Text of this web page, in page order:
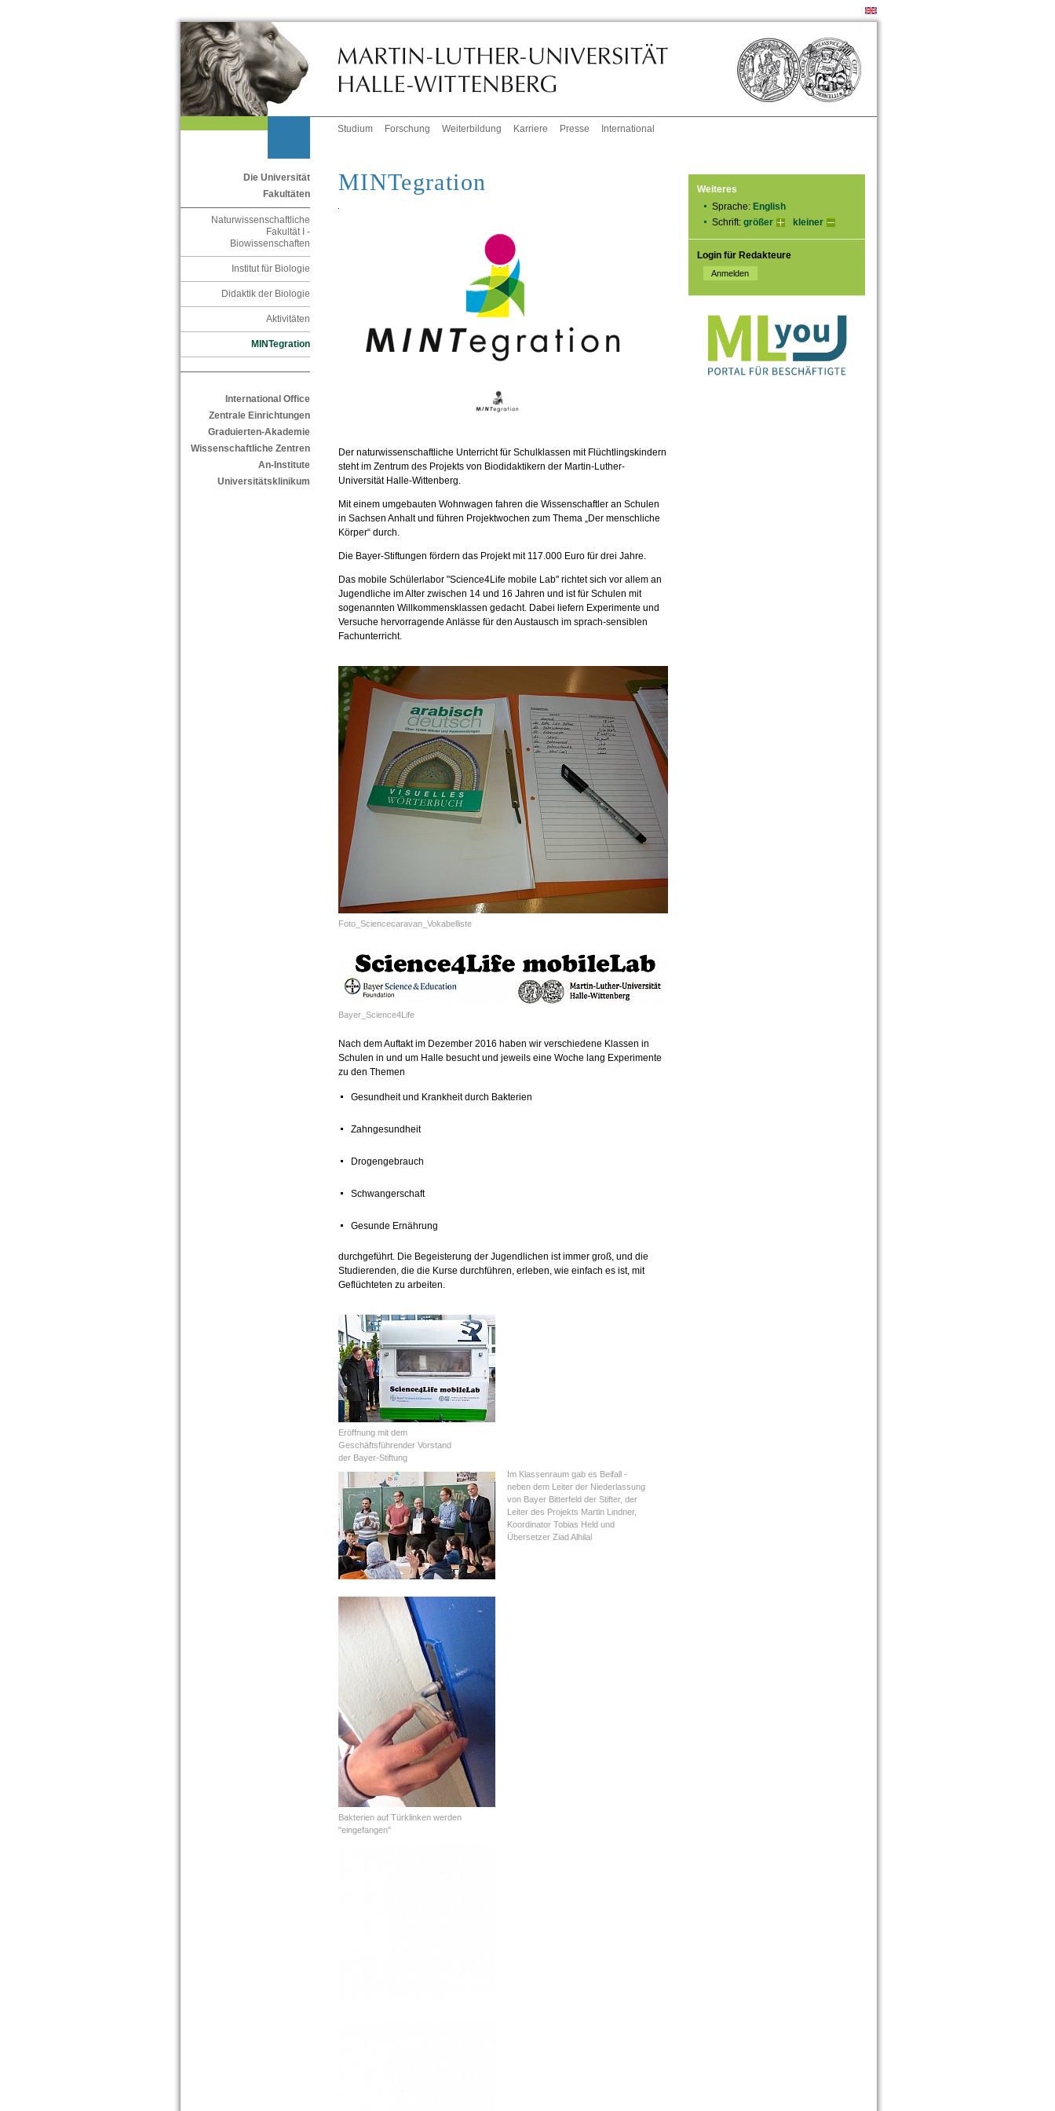
Studium Forschung Weiterbildung Karriere Presse International
Die Universität
Fakultäten
Naturwissenschaftliche
Fakultät I -
Biowissenschaften
Institut für Biologie
Didaktik der Biologie
Aktivitäten
MINTegration
International Office
Zentrale Einrichtungen
Graduierten-Akademie
Wissenschaftliche Zentren
An-Institute
Universitätsklinikum
Weiteres
Sprache: English
Schrift: größer kleiner
Login für Redakteure
MINTegration
Der naturwissenschaftliche Unterricht für Schulklassen mit Flüchtlingskindern
steht im Zentrum des Projekts von Biodidaktikern der Martin-Luther-
Universität Halle-Wittenberg.
Mit einem umgebauten Wohnwagen fahren die Wissenschaftler an Schulen
in Sachsen Anhalt und führen Projektwochen zum Thema „Der menschliche
Körper“ durch.
Die Bayer-Stiftungen fördern das Projekt mit 117.000 Euro für drei Jahre.
Das mobile Schülerlabor "Science4Life mobile Lab" richtet sich vor allem an
Jugendliche im Alter zwischen 14 und 16 Jahren und ist für Schulen mit
sogenannten Willkommensklassen gedacht. Dabei liefern Experimente und
Versuche hervorragende Anlässe für den Austausch im sprach-sensiblen
Fachunterricht.
Foto_Sciencecaravan_Vokabelliste
Bayer_Science4Life
Nach dem Auftakt im Dezember 2016 haben wir verschiedene Klassen in
Schulen in und um Halle besucht und jeweils eine Woche lang Experimente
zu den Themen
Gesundheit und Krankheit durch Bakterien
Zahngesundheit
Drogengebrauch
Schwangerschaft
Gesunde Ernährung
durchgeführt. Die Begeisterung der Jugendlichen ist immer groß, und die
Studierenden, die die Kurse durchführen, erleben, wie einfach es ist, mit
Geflüchteten zu arbeiten.
Eröffnung mit dem
Geschäftsführender Vorstand
der Bayer-Stiftung
Im Klassenraum gab es Beifall -
neben dem Leiter der Niederlassung
von Bayer Bitterfeld der Stifter, der
Leiter des Projekts Martin Lindner,
Koordinator Tobias Held und
Übersetzer Ziad Alhilal
Bakterien auf Türklinken werden
"eingefangen"